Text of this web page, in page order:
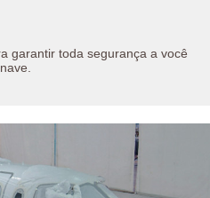
garantir toda segurança a você